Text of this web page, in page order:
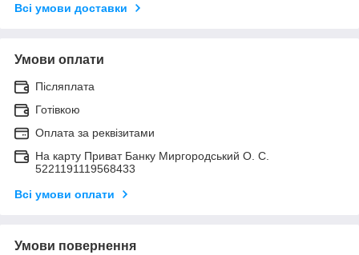
Всі умови доставки
Умови оплати
Післяплата
Готівкою
Оплата за реквізитами
На карту Приват Банку Миргородський О. С.
5221191119568433
Всі умови оплати
Умови повернення